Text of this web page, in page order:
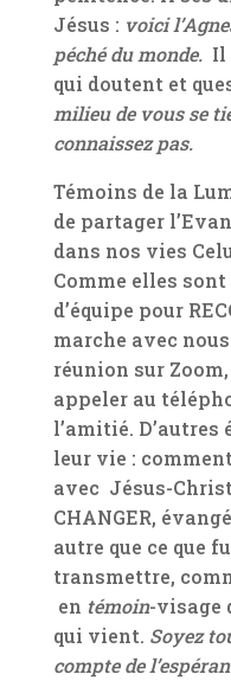
Jésus : voici
péché du monde. Il
qui doutent et
milieu de vous se
connaissez pas.
Témoins de la
de partager
dans nos vies
Comme elles
d’équipe pour
marche avec
réunion sur
appeler au
l’amitié.
leur vie :
avec Jésus-
CHANGER,
autre que ce que
transmettre,
en témoin-visage
qui vient. Soyez
compte de